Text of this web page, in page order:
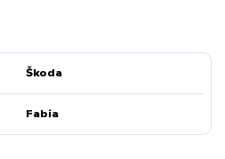
Škoda
Fabia